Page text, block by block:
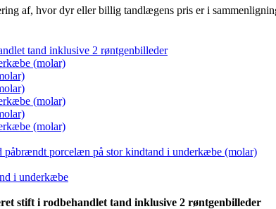
af, hvor dyr eller billig tandlægens pris er i
tand inklusive 2 røntgenbilleder
(molar)
(molar)
(molar)
påbrændt porcelæn på stor kindtand i underkæbe (molar)
i underkæbe
stift i rodbehandlet tand inklusive 2 røntgenbilleder